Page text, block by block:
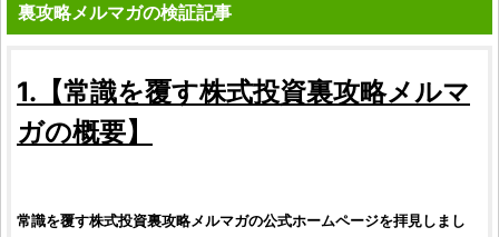
裏攻略メルマガの検証記事
1.【常識を覆す株式投資裏攻略メルマ
ガの概要】
常識を覆す株式投資裏攻略メルマガの公式ホームページを拝見しまし